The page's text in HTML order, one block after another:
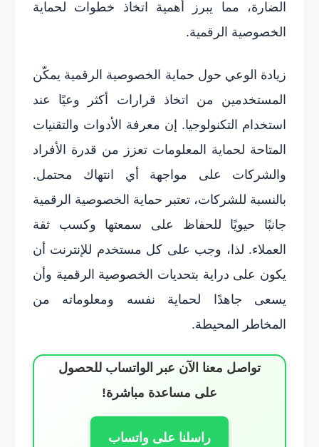
الضارة، مما يبرز أهمية اتخاذ خطوات لحماية
الخصوصية الرقمية.
زيادة الوعي حول حماية الخصوصية الرقمية يمكّن
المستخدمين من اتخاذ قرارات أكثر وعيًا عند
استخدام التكنولوجيا. إن معرفة الأدوات والتقنيات
المتاحة لحماية المعلومات تعزز من قدرة الأفراد
والشركات على مواجهة أي انتهاك محتمل.
بالنسبة للشركات، تعتبر حماية الخصوصية الرقمية
جانبًا حيويًا للحفاظ على سمعتها وكسب ثقة
العملاء. لذا، وجب على كل مستخدم للإنترنت أن
يكون على دراية بتحديات الخصوصية الرقمية وأن
يسعى جاهدًا لحماية نفسه ومعلوماته من
المخاطر المحيطة.
تواصل معنا الآن عبر الواتساب للحصول
على مساعدة مباشرة!
راسلنا على واتساب